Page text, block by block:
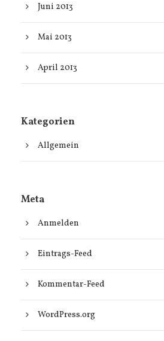
Juni 2013
Mai 2013
April 2013
Kategorien
Allgemein
Meta
Anmelden
Eintrags-Feed
Kommentar-Feed
WordPress.org